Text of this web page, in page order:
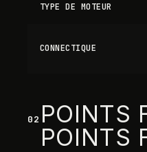
TYPE DE MOTEUR
CONNECTIQUE
02 POINTS
POINTS